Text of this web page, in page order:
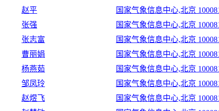
赵平
国家气象信息中心,北京
张强
国家气象信息中心,北京
张志富
国家气象信息中心,北京
曹丽娟
国家气象信息中心,北京
杨燕茹
国家气象信息中心,北京
邹凤玲
国家气象信息中心,北京
赵煜飞
国家气象信息中心,北京